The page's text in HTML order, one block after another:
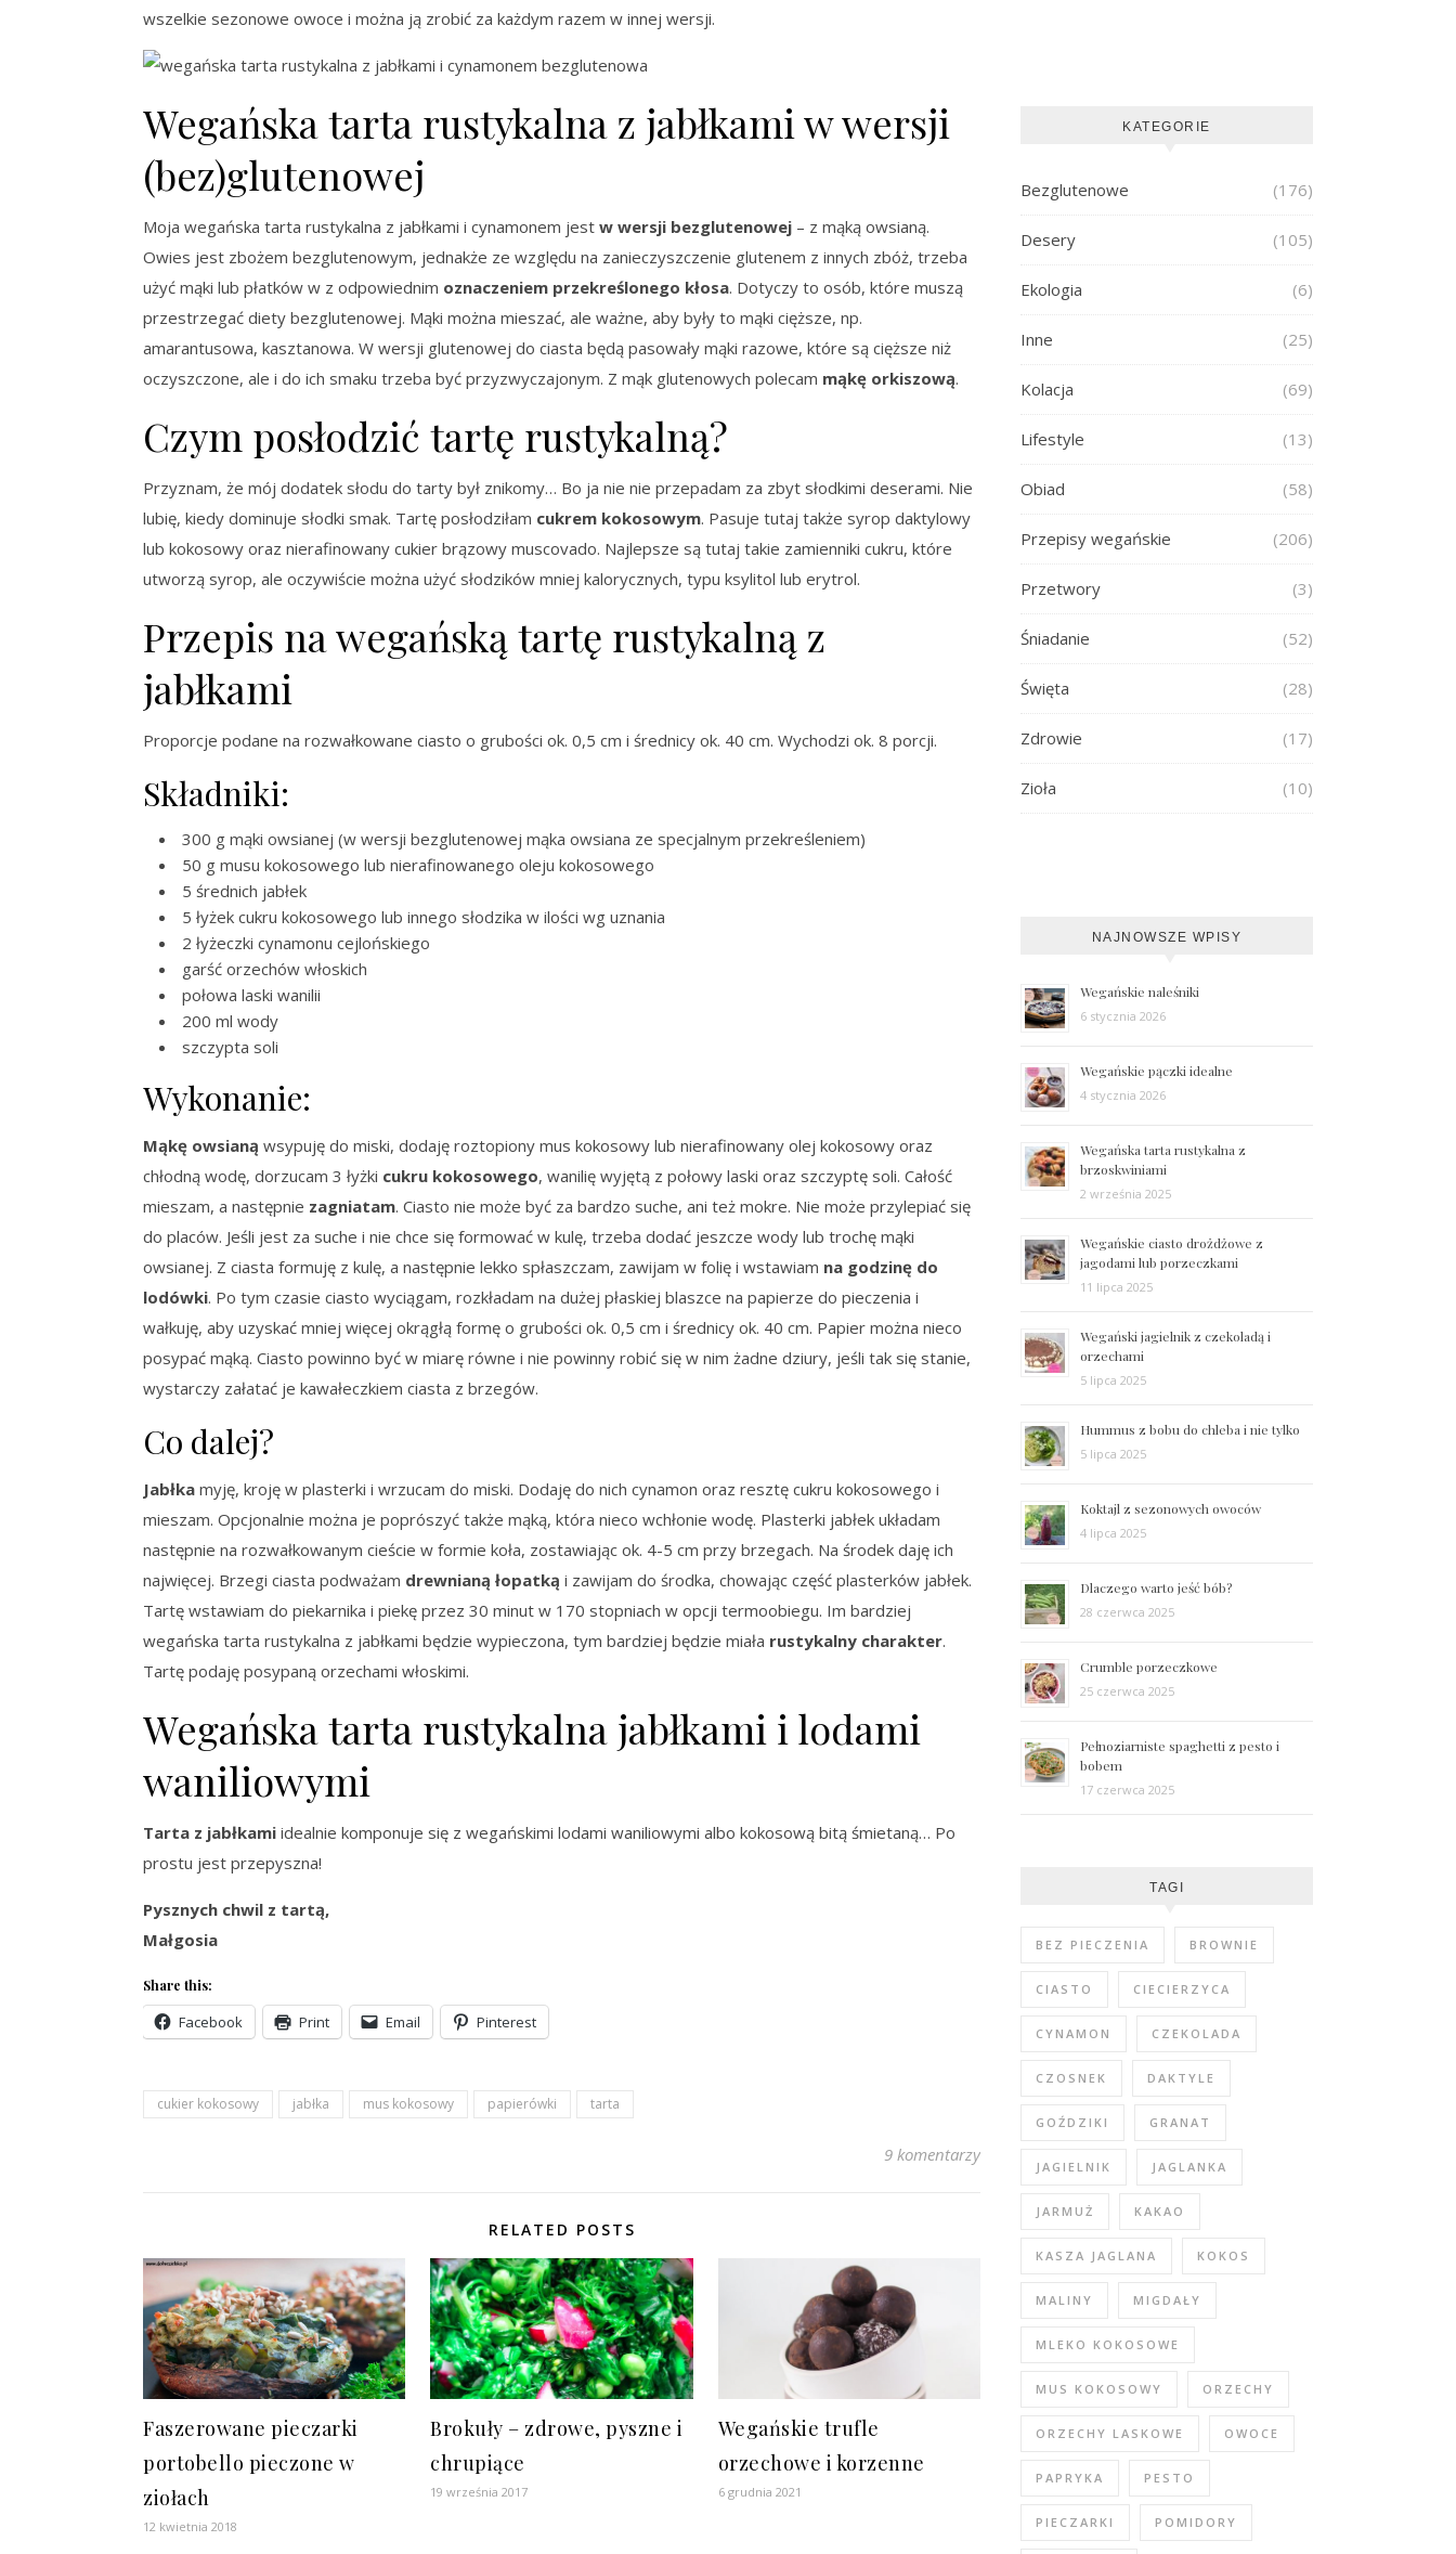
wszelkie sezonowe owoce i można ją zrobić za każdym razem w innej wersji.
Wegańska tarta rustykalna z jabłkami w wersji
(bez)glutenowej
Moja wegańska tarta rustykalna z jabłkami i cynamonem jest w wersji bezglutenowej – z mąką owsianą.
Owies jest zbożem bezglutenowym, jednakże ze względu na zanieczyszczenie glutenem z innych zbóż, trzeba
użyć mąki lub płatków w z odpowiednim oznaczeniem przekreślonego kłosa. Dotyczy to osób, które muszą
przestrzegać diety bezglutenowej. Mąki można mieszać, ale ważne, aby były to mąki cięższe, np.
amarantusowa, kasztanowa. W wersji glutenowej do ciasta będą pasowały mąki razowe, które są cięższe niż
oczyszczone, ale i do ich smaku trzeba być przyzwyczajonym. Z mąk glutenowych polecam mąkę orkiszową.
Czym posłodzić tartę rustykalną?
Przyznam, że mój dodatek słodu do tarty był znikomy… Bo ja nie nie przepadam za zbyt słodkimi deserami. Nie
lubię, kiedy dominuje słodki smak. Tartę posłodziłam cukrem kokosowym. Pasuje tutaj także syrop daktylowy
lub kokosowy oraz nierafinowany cukier brązowy muscovado. Najlepsze są tutaj takie zamienniki cukru, które
utworzą syrop, ale oczywiście można użyć słodzików mniej kalorycznych, typu ksylitol lub erytrol.
Przepis na wegańską tartę rustykalną z
jabłkami
Proporcje podane na rozwałkowane ciasto o grubości ok. 0,5 cm i średnicy ok. 40 cm. Wychodzi ok. 8 porcji.
Składniki:
300 g mąki owsianej (w wersji bezglutenowej mąka owsiana ze specjalnym przekreśleniem)
50 g musu kokosowego lub nierafinowanego oleju kokosowego
5 średnich jabłek
5 łyżek cukru kokosowego lub innego słodzika w ilości wg uznania
2 łyżeczki cynamonu cejlońskiego
garść orzechów włoskich
połowa laski wanilii
200 ml wody
szczypta soli
Wykonanie:
Mąkę owsianą wsypuję do miski, dodaję roztopiony mus kokosowy lub nierafinowany olej kokosowy oraz
chłodną wodę, dorzucam 3 łyżki cukru kokosowego, wanilię wyjętą z połowy laski oraz szczyptę soli. Całość
mieszam, a następnie zagniatam. Ciasto nie może być za bardzo suche, ani też mokre. Nie może przylepiać się
do placów. Jeśli jest za suche i nie chce się formować w kulę, trzeba dodać jeszcze wody lub trochę mąki
owsianej. Z ciasta formuję z kulę, a następnie lekko spłaszczam, zawijam w folię i wstawiam na godzinę do
lodówki. Po tym czasie ciasto wyciągam, rozkładam na dużej płaskiej blaszce na papierze do pieczenia i
wałkuję, aby uzyskać mniej więcej okrągłą formę o grubości ok. 0,5 cm i średnicy ok. 40 cm. Papier można nieco
posypać mąką. Ciasto powinno być w miarę równe i nie powinny robić się w nim żadne dziury, jeśli tak się stanie,
wystarczy załatać je kawałeczkiem ciasta z brzegów.
Co dalej?
Jabłka myję, kroję w plasterki i wrzucam do miski. Dodaję do nich cynamon oraz resztę cukru kokosowego i
mieszam. Opcjonalnie można je poprószyć także mąką, która nieco wchłonie wodę. Plasterki jabłek układam
następnie na rozwałkowanym cieście w formie koła, zostawiając ok. 4-5 cm przy brzegach. Na środek daję ich
najwięcej. Brzegi ciasta podważam drewnianą łopatką i zawijam do środka, chowając część plasterków jabłek.
Tartę wstawiam do piekarnika i piekę przez 30 minut w 170 stopniach w opcji termoobiegu. Im bardziej
wegańska tarta rustykalna z jabłkami będzie wypieczona, tym bardziej będzie miała rustykalny charakter.
Tartę podaję posypaną orzechami włoskimi.
Wegańska tarta rustykalna jabłkami i lodami
waniliowymi
Tarta z jabłkami idealnie komponuje się z wegańskimi lodami waniliowymi albo kokosową bitą śmietaną… Po
prostu jest przepyszna!
Pysznych chwil z tartą,
Małgosia
Share this:
Facebook Print Email Pinterest
cukier kokosowy jabłka mus kokosowy papierówki tarta
9 komentarzy
RELATED POSTS
Faszerowane pieczarki
portobello pieczone w
ziołach
12 kwietnia 2018
Brokuły – zdrowe, pyszne i
chrupiące
19 września 2017
Wegańskie trufle
orzechowe i korzenne
6 grudnia 2021
KATEGORIE
Bezglutenowe (176)
Desery (105)
Ekologia (6)
Inne (25)
Kolacja (69)
Lifestyle (13)
Obiad (58)
Przepisy wegańskie (206)
Przetwory (3)
Śniadanie (52)
Święta (28)
Zdrowie (17)
Zioła (10)
NAJNOWSZE WPISY
Wegańskie naleśniki
6 stycznia 2026
Wegańskie pączki idealne
4 stycznia 2026
Wegańska tarta rustykalna z
brzoskwiniami
2 września 2025
Wegańskie ciasto drożdżowe z
jagodami lub porzeczkami
11 lipca 2025
Wegański jagielnik z czekoladą i
orzechami
5 lipca 2025
Hummus z bobu do chleba i nie tylko
5 lipca 2025
Koktajl z sezonowych owoców
4 lipca 2025
Dlaczego warto jeść bób?
28 czerwca 2025
Crumble porzeczkowe
25 czerwca 2025
Pełnoziarniste spaghetti z pesto i
bobem
17 czerwca 2025
TAGI
BEZ PIECZENIA BROWNIE
CIASTO CIECIERZYCA
CYNAMON CZEKOLADA
CZOSNEK DAKTYLE
GOŹDZIKI GRANAT
JAGIELNIK JAGLANKA
JARMUŻ KAKAO
KASZA JAGLANA KOKOS
MALINY MIGDAŁY
MLEKO KOKOSOWE
MUS KOKOSOWY ORZECHY
ORZECHY LASKOWE OWOCE
PAPRYKA PESTO
PIECZARKI POMIDORY